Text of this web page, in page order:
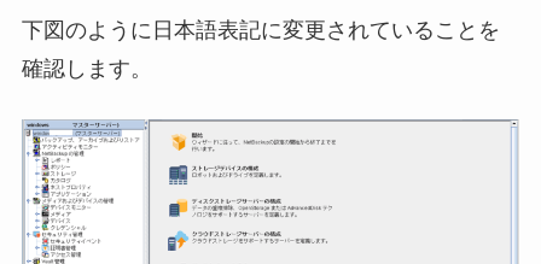
下図のように日本語表記に変更されていることを
確認します。